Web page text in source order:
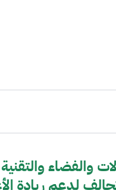
والفضاء
لدعم ريادة